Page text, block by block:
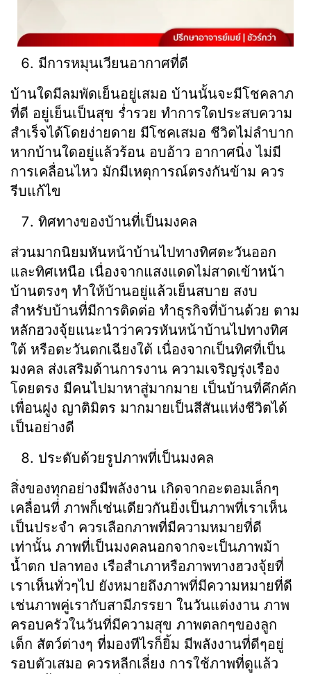
มีการหมุนเวียนอากาศที่ดี
บ้านใดมีลมพัดเย็นอยู่เสมอ บ้านนั้นจะมีโชคลาภ
ที่ดี อยู่เย็นเป็นสุข ร่ำรวย ทำการใดประสบความ
สำเร็จได้โดยง่ายดาย มีโชคเสมอ ชีวิตไม่ลำบาก
หากบ้านใดอยู่แล้วร้อน อบอ้าว อากาศนิ่ง ไม่มี
การเคลื่อนไหว มักมีเหตุการณ์ตรงกันข้าม ควร
รีบแก้ไข
ทิศทางของบ้านที่เป็นมงคล
ส่วนมากนิยมหันหน้าบ้านไปทางทิศตะวันออก
และทิศเหนือ เนื่องจากแสงแดดไม่สาดเข้าหน้า
บ้านตรงๆ ทำให้บ้านอยู่แล้วเย็นสบาย สงบ
สำหรับบ้านที่มีการติดต่อ ทำธุรกิจที่บ้านด้วย ตาม
หลักฮวงจุ้ยแนะนำว่าควรหันหน้าบ้านไปทางทิศ
ใต้ หรือตะวันตกเฉียงใต้ เนื่องจากเป็นทิศที่เป็น
มงคล ส่งเสริมด้านการงาน ความเจริญรุ่งเรือง
โดยตรง มีคนไปมาหาสู่มากมาย เป็นบ้านที่คึกคัก
เพื่อนฝูง ญาติมิตร มากมายเป็นสีสันแห่งชีวิตได้
เป็นอย่างดี
ประดับด้วยรูปภาพที่เป็นมงคล
สิ่งของทุกอย่างมีพลังงาน เกิดจากอะตอมเล็กๆ
เคลื่อนที่ ภาพก็เช่นเดียวกันยิ่งเป็นภาพที่เราเห็น
เป็นประจำ ควรเลือกภาพที่มีความหมายที่ดี
เท่านั้น ภาพที่เป็นมงคลนอกจากจะเป็นภาพม้า
น้ำตก ปลาทอง เรือสำเภาหรือภาพทางฮวงจุ้ยที่
เราเห็นทั่วๆไป ยังหมายถึงภาพที่มีความหมายที่ดี
เช่นภาพคู่เรากับสามีภรรยา ในวันแต่งงาน ภาพ
ครอบครัวในวันที่มีความสุข ภาพตลกๆของลูก
เด็ก สัตว์ต่างๆ ที่มองทีไรก็ยิ้ม มีพลังงานที่ดีๆอยู่
รอบตัวเสมอ ควรหลีกเลี่ยง การใช้ภาพที่ดูแล้ว